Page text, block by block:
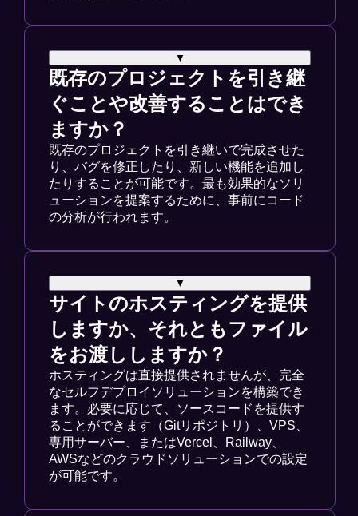
▼
既存のプロジェクトを引き継
ぐことや改善することはでき
ますか？
既存のプロジェクトを引き継いで完成させた
り、バグを修正したり、新しい機能を追加し
たりすることが可能です。最も効果的なソリ
ューションを提案するために、事前にコード
の分析が行われます。
▼
サイトのホスティングを提供
しますか、それともファイル
をお渡ししますか？
ホスティングは直接提供されませんが、完全
なセルフデプロイソリューションを構築でき
ます。必要に応じて、ソースコードを提供す
ることができます（Gitリポジトリ）、VPS、
専用サーバー、またはVercel、Railway、
AWSなどのクラウドソリューションでの設定
が可能です。